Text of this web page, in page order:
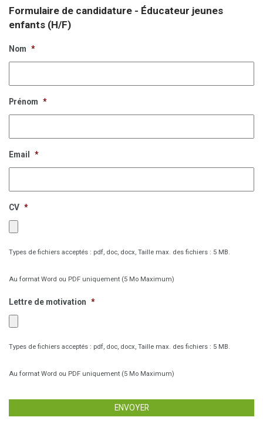
Formulaire de candidature - Éducateur jeunes
enfants (H/F)
Nom *
Prénom *
Email *
CV *
Types de fichiers acceptés : pdf, doc, docx, Taille max. des fichiers : 5 MB.
Au format Word ou PDF uniquement (5 Mo Maximum)
Lettre de motivation *
Types de fichiers acceptés : pdf, doc, docx, Taille max. des fichiers : 5 MB.
Au format Word ou PDF uniquement (5 Mo Maximum)